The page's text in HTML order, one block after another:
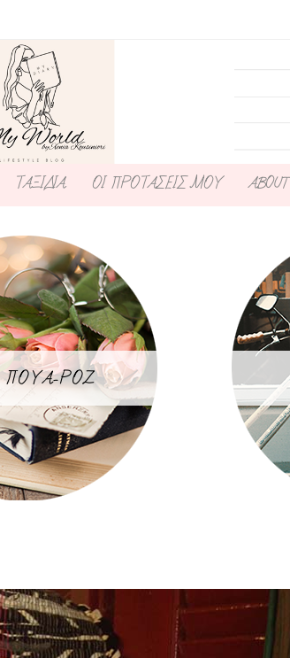
ΤΑΞΙΔΙΑ ΟΙ ΠΡΟΤΑΣΕΙΣ ΜΟΥ ABOUT
ΠΟΥΑ-ΡΟΖ